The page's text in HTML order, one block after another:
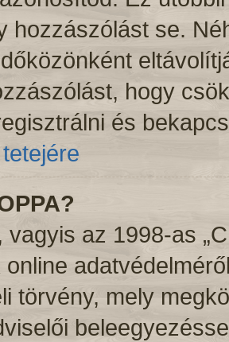
hozzászólást se.
hogy
és
vagyis az 1998-as
törvény, mely